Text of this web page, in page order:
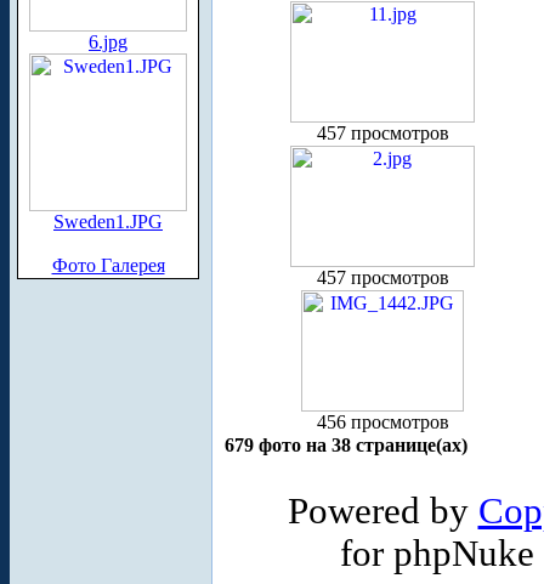
6.jpg
Sweden1.JPG
Фото Галерея
457 просмотров
457 просмотров
456 просмотров
679 фото на 38 странице(ах)
Powered by
for